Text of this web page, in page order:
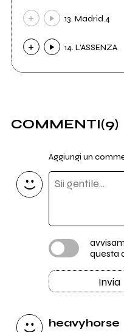
13. Madrid.4
14. L'ASSENZA
COMMENTI(9)
Aggiungi un
questa
Invia
heavyhorse